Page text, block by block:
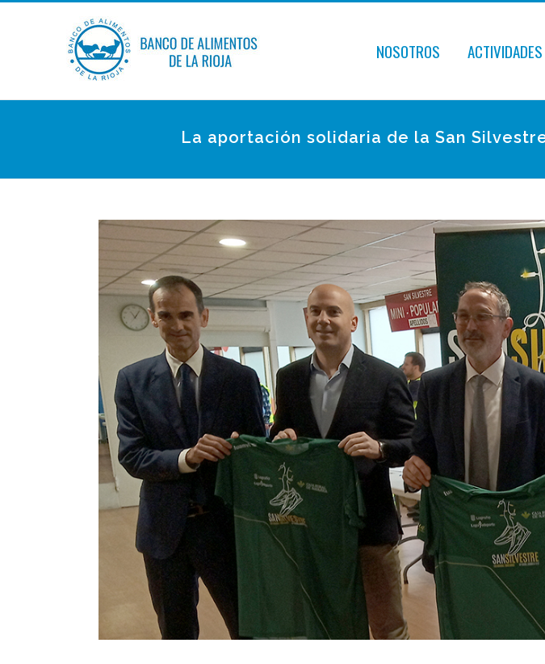
NOSOTROS ACTIVIDADES
La aportación solidaria de la San